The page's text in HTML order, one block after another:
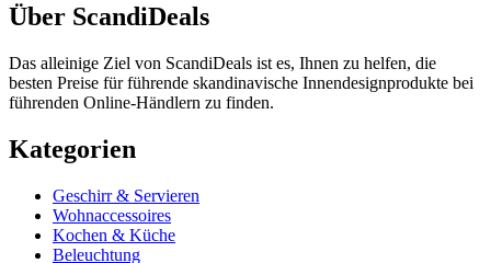
Über ScandiDeals
Das alleinige Ziel von ScandiDeals ist es, Ihnen zu helfen, die
besten Preise für führende skandinavische Innendesignprodukte bei
führenden Online-Händlern zu finden.
Kategorien
Geschirr & Servieren
Wohnaccessoires
Kochen & Küche
Beleuchtung